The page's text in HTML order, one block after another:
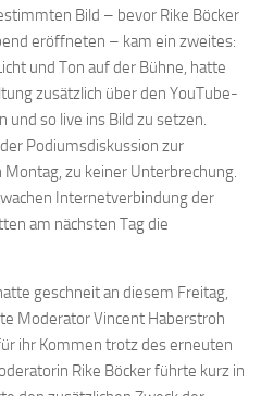
Bild – bevor Rike Böcker
eröffneten – kam ein zweites:
und Ton auf der Bühne, hatte
zusätzlich über den YouTube-
und so live ins Bild zu setzen.
Podiumsdiskussion zur
zu keiner Unterbrechung.
Internetverbindung der
am nächsten Tag die
geschneit an diesem Freitag,
Moderator Vincent Haberstroh
ihr Kommen trotz des erneuten
Rike Böcker führte kurz in